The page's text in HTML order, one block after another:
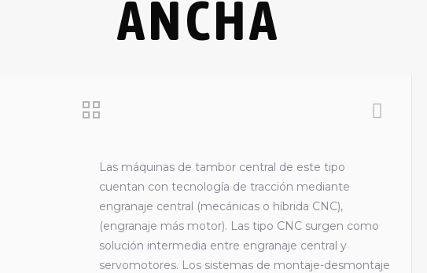
ANCHA
Las máquinas de tambor central de este tipo
cuentan con tecnología de tracción mediante
engranaje central (mecánicas o híbrida CNC),
(engranaje más motor). Las tipo CNC surgen como
solución intermedia entre engranaje central y
servomotores. Los sistemas de montaje-desmontaje